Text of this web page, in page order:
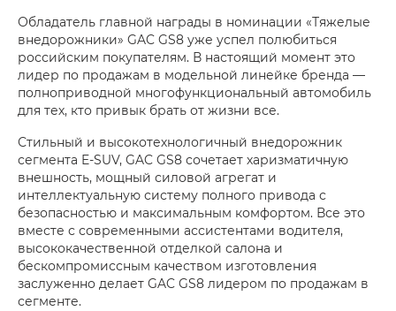
Обладатель главной награды в номинации «Тяжелые
внедорожники» GAC GS8 уже успел полюбиться
российским покупателям. В настоящий момент это
лидер по продажам в модельной линейке бренда —
полноприводной многофункциональный автомобиль
для тех, кто привык брать от жизни все.
Стильный и высокотехнологичный внедорожник
сегмента E-SUV, GAC GS8 сочетает харизматичную
внешность, мощный силовой агрегат и
интеллектуальную систему полного привода с
безопасностью и максимальным комфортом. Все это
вместе с современными ассистентами водителя,
высококачественной отделкой салона и
бескомпромиссным качеством изготовления
заслуженно делает GAC GS8 лидером по продажам в
сегменте.